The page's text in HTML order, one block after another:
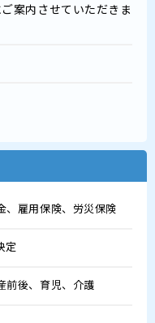
案内させていただきま
、雇用保険、労災保険
定
前後、育児、介護